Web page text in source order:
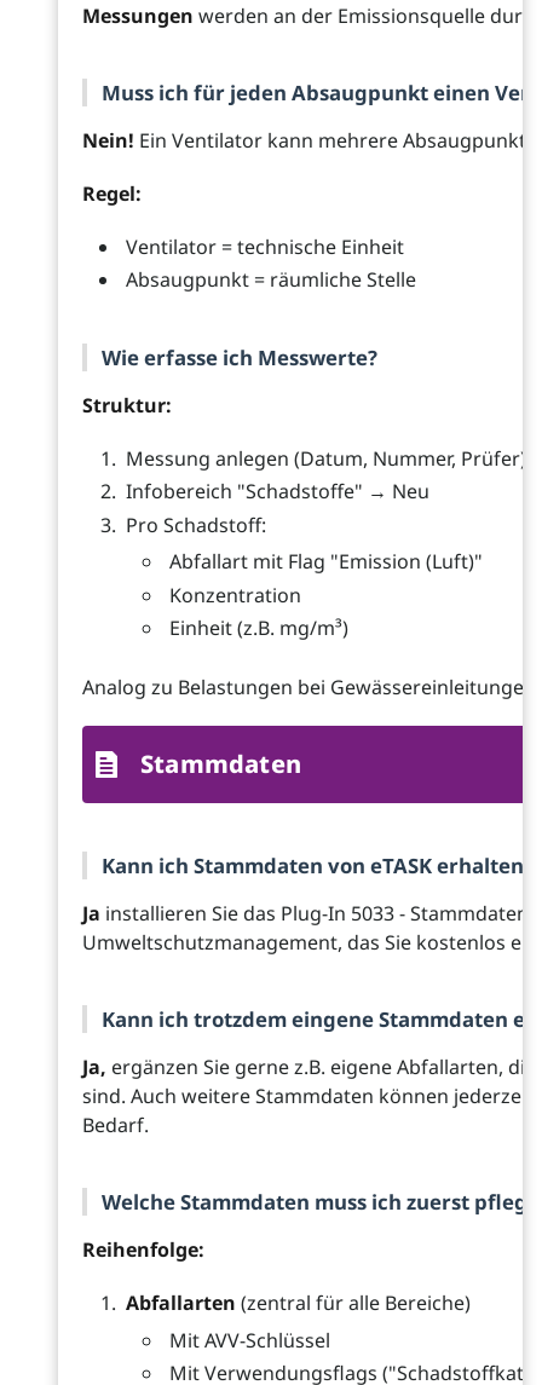
Messungen werden an der Emissionsquelle
Muss ich für jeden Absaugpunkt einen
Nein! Ein Ventilator kann mehrere
Regel:
Ventilator = technische Einheit
Absaugpunkt = räumliche Stelle
Wie erfasse ich Messwerte?
Struktur:
Messung anlegen (Datum, Nummer, Prüfer)
Infobereich "Schadstoffe" → Neu
Pro Schadstoff:
Abfallart mit Flag "Emission (Luft)"
Konzentration
Einheit (z.B. mg/m³)
Analog zu Belastungen bei Gewässereinleitungen.
Stammdaten
Kann ich Stammdaten von eTASK erhalten
Ja installieren Sie das Plug-In 5033 - Stammdaten
Umweltschutzmanagement, das Sie kostenlos
Kann ich trotzdem eingene Stammdaten
Ja, ergänzen Sie gerne z.B. eigene Abfallarten,
sind. Auch weitere Stammdaten können
Bedarf.
Welche Stammdaten muss ich zuerst
Reihenfolge:
Abfallarten (zentral für alle Bereiche)
Mit AVV-Schlüssel
Mit Verwendungsflags